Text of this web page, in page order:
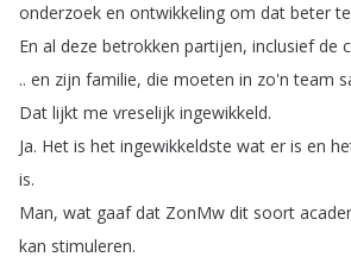
onderzoek en ontwikkeling om dat beter te
En al deze betrokken partijen, inclusief de
.. en zijn familie, die moeten in zo'n team
Dat lijkt me vreselijk ingewikkeld.
Ja. Het is het ingewikkeldste wat er is en
is.
Man, wat gaaf dat ZonMw dit soort
kan stimuleren.